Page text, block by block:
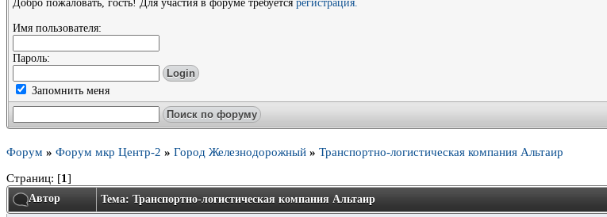
Добро пожаловать, гость! Для участия в форуме требуется регистрация.
Имя пользователя:
Пароль:
Запомнить меня
Форум » Форум мкр Центр-2 » Город Железнодорожный » Транспортно-логистическая компания Альтаир
Страниц: [1]
Автор Тема: Транспортно-логистическая компания Альтаир